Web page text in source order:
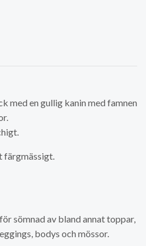
med en gullig kanin med famnen
färgmässigt.
sömnad av bland annat toppar,
bodys och mössor.